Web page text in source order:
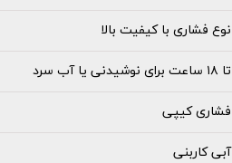
نوع فشاری با کیفیت بالا
تا ۱۸ ساعت برای نوشیدنی یا آب سرد
فشاری کیپی
آبی کاربنی